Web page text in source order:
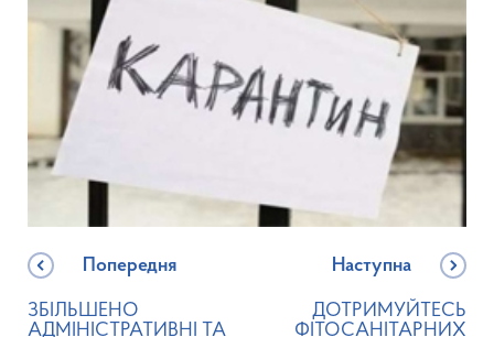
Попередня
ЗБІЛЬШЕНО
АДМІНІСТРАТИВНІ ТА
Наступна
ДОТРИМУЙТЕСЬ
ФІТОСАНІТАРНИХ